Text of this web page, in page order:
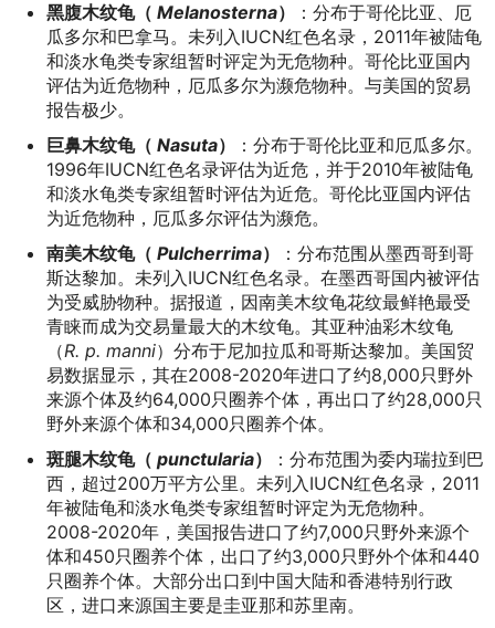
黑腹木纹龟（ Melanosterna）
：分布于哥伦比亚、厄
瓜多尔和巴拿马。未列入IUCN红色名录，2011年被陆龟
和淡水龟类专家组暂时评定为无危物种。哥伦比亚国内
评估为近危物种，厄瓜多尔为濒危物种。与美国的贸易
报告极少。
巨鼻木纹龟（ Nasuta）
：分布于哥伦比亚和厄瓜多尔。
1996年IUCN红色名录评估为近危，并于2010年被陆龟
和淡水龟类专家组暂时评估为近危。哥伦比亚国内评估
为近危物种，厄瓜多尔评估为濒危。
南美木纹龟（ Pulcherrima）
：分布范围从墨西哥到哥
斯达黎加。未列入IUCN红色名录。在墨西哥国内被评估
为受威胁物种。据报道，因南美木纹龟花纹最鲜艳最受
青睐而成为交易量最大的木纹龟。其亚种油彩木纹龟
（R. p. manni）分布于尼加拉瓜和哥斯达黎加。美国贸
易数据显示，其在2008-2020年进口了约8,000只野外
来源个体及约64,000只圈养个体，再出口了约28,000只
野外来源个体和34,000只圈养个体。
斑腿木纹龟（ punctularia）
：分布范围为委内瑞拉到巴
西，超过200万平方公里。未列入IUCN红色名录，2011
年被陆龟和淡水龟类专家组暂时评定为无危物种。
2008-2020年，美国报告进口了约7,000只野外来源个
体和450只圈养个体，出口了约3,000只野外个体和440
只圈养个体。大部分出口到中国大陆和香港特别行政
区，进口来源国主要是圭亚那和苏里南。